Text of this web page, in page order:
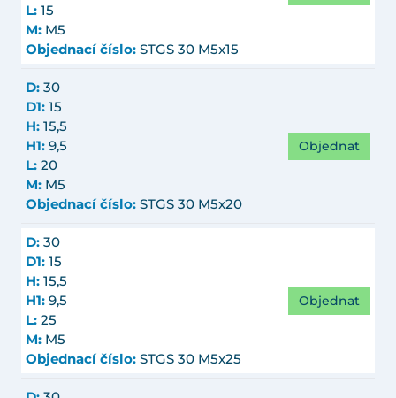
L: 15
M: M5
Objednací číslo: STGS 30 M5x15
D: 30
D1: 15
H: 15,5
H1: 9,5
L: 20
M: M5
Objednací číslo: STGS 30 M5x20
Objednat
D: 30
D1: 15
H: 15,5
H1: 9,5
L: 25
M: M5
Objednací číslo: STGS 30 M5x25
Objednat